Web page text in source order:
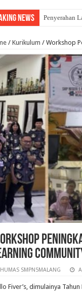
News Penyerahan
/ Kurikulum / Workshop
HUMAS SMPN5MALANG
Fiver’s, dimulainya